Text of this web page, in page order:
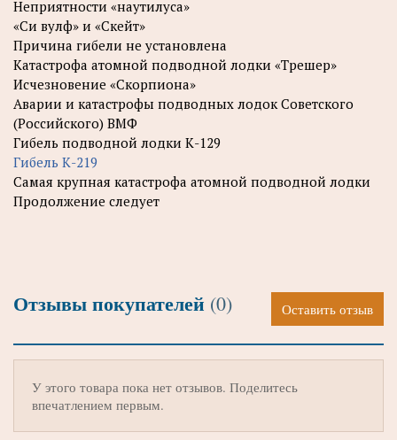
Неприятности «наутилуса»
«Си вулф» и «Скейт»
Причина гибели не установлена
Катастрофа атомной подводной лодки «Трешер»
Исчезновение «Скорпиона»
Аварии и катастрофы подводных лодок Советского
(Российского) ВМФ
Гибель подводной лодки К-129
Гибель К-219
Самая крупная катастрофа атомной подводной лодки
Продолжение следует
Отзывы покупателей (0) Оставить отзыв
У этого товара пока нет отзывов. Поделитесь
впечатлением первым.